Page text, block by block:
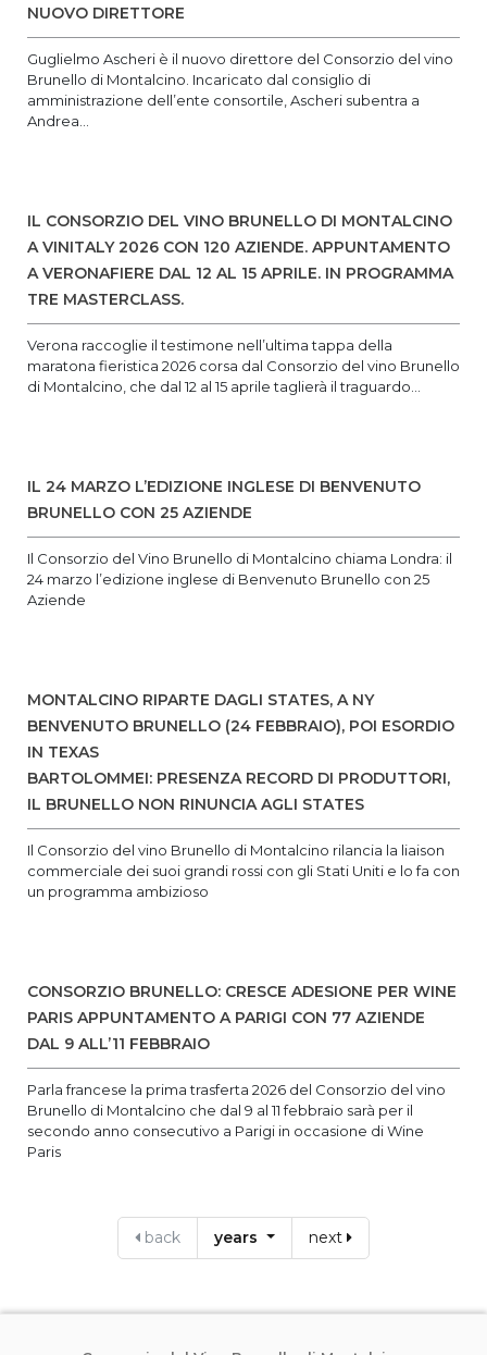
NUOVO DIRETTORE
Guglielmo Ascheri è il nuovo direttore del Consorzio del vino
Brunello di Montalcino. Incaricato dal consiglio di
amministrazione dell’ente consortile, Ascheri subentra a
Andrea...
IL CONSORZIO DEL VINO BRUNELLO DI MONTALCINO
A VINITALY 2026 CON 120 AZIENDE. APPUNTAMENTO
A VERONAFIERE DAL 12 AL 15 APRILE. IN PROGRAMMA
TRE MASTERCLASS.
Verona raccoglie il testimone nell’ultima tappa della
maratona fieristica 2026 corsa dal Consorzio del vino Brunello
di Montalcino, che dal 12 al 15 aprile taglierà il traguardo...
IL 24 MARZO L’EDIZIONE INGLESE DI BENVENUTO
BRUNELLO CON 25 AZIENDE
Il Consorzio del Vino Brunello di Montalcino chiama Londra: il
24 marzo l’edizione inglese di Benvenuto Brunello con 25
Aziende
MONTALCINO RIPARTE DAGLI STATES, A NY
BENVENUTO BRUNELLO (24 FEBBRAIO), POI ESORDIO
IN TEXAS
BARTOLOMMEI: PRESENZA RECORD DI PRODUTTORI,
IL BRUNELLO NON RINUNCIA AGLI STATES
Il Consorzio del vino Brunello di Montalcino rilancia la liaison
commerciale dei suoi grandi rossi con gli Stati Uniti e lo fa con
un programma ambizioso
CONSORZIO BRUNELLO: CRESCE ADESIONE PER WINE
PARIS APPUNTAMENTO A PARIGI CON 77 AZIENDE
DAL 9 ALL’11 FEBBRAIO
Parla francese la prima trasferta 2026 del Consorzio del vino
Brunello di Montalcino che dal 9 al 11 febbraio sarà per il
secondo anno consecutivo a Parigi in occasione di Wine
Paris
back years next